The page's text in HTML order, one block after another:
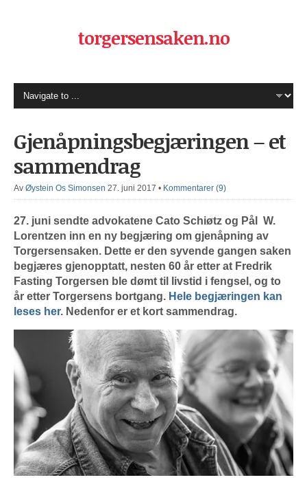
torgersensaken.no
Gjenåpningsbegjæringen – et
sammendrag
Av Øystein Os Simonsen 27. juni 2017 • Kommentarer (9)
27. juni sendte advokatene Cato Schiøtz og Pål W.
Lorentzen inn en ny begjæring om gjenåpning av
Torgersensaken. Dette er den syvende gangen saken
begjæres gjenopptatt, nesten 60 år etter at Fredrik
Fasting Torgersen ble dømt til livstid i fengsel, og to
år etter Torgersens bortgang. Hele begjæringen kan
leses her. Nedenfor er et kort sammendrag.